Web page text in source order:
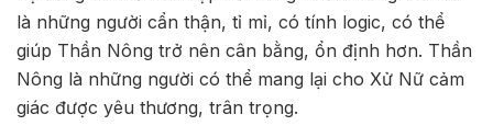
là những người cẩn thận, tỉ mỉ, có tính logic, có thể
giúp Thần Nông trở nên cân bằng, ổn định hơn. Thần
Nông là những người có thể mang lại cho Xử Nữ cảm
giác được yêu thương, trân trọng.